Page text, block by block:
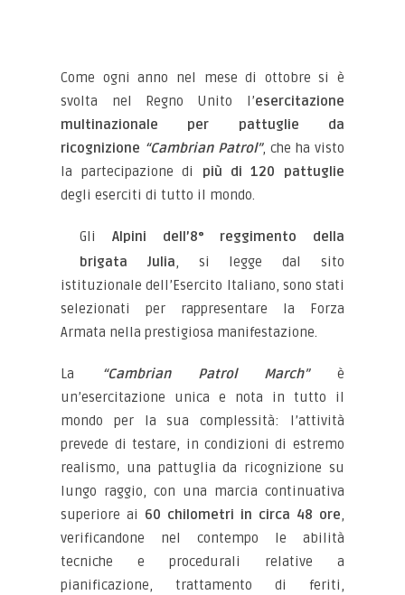
Come ogni anno nel mese di ottobre si è
svolta nel Regno Unito l’esercitazione
multinazionale per pattuglie da
ricognizione “Cambrian Patrol”, che ha visto
la partecipazione di più di 120 pattuglie
degli eserciti di tutto il mondo.
Gli Alpini dell’8° reggimento della
brigata Julia, si legge dal sito
istituzionale dell’Esercito Italiano, sono stati
selezionati per rappresentare la Forza
Armata nella prestigiosa manifestazione.
La “Cambrian Patrol March”è
un’esercitazione unica e nota in tutto il
mondo per la sua complessità: l’attività
prevede di testare, in condizioni di estremo
realismo, una pattuglia da ricognizione su
lungo raggio, con una marcia continuativa
superiore ai 60 chilometri in circa 48 ore,
verificandone nel contempo le abilità
tecniche e procedurali relative a
pianificazione, trattamento di feriti,